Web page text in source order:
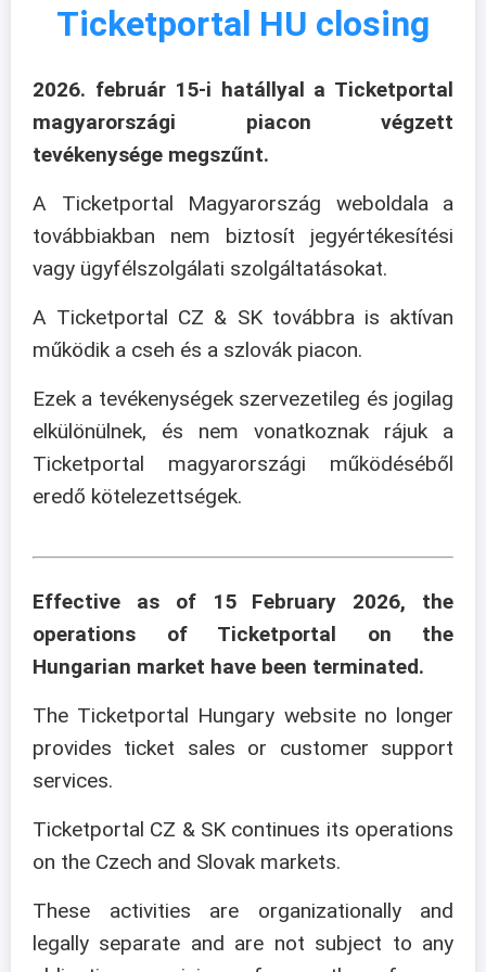
Ticketportal HU closing
2026. február 15-i hatállyal a Ticketportal
magyarországi piacon végzett
tevékenysége megszűnt.
A Ticketportal Magyarország weboldala a
továbbiakban nem biztosít jegyértékesítési
vagy ügyfélszolgálati szolgáltatásokat.
A Ticketportal CZ & SK továbbra is aktívan
működik a cseh és a szlovák piacon.
Ezek a tevékenységek szervezetileg és jogilag
elkülönülnek, és nem vonatkoznak rájuk a
Ticketportal magyarországi működéséből
eredő kötelezettségek.
Effective as of 15 February 2026, the
operations of Ticketportal on the
Hungarian market have been terminated.
The Ticketportal Hungary website no longer
provides ticket sales or customer support
services.
Ticketportal CZ & SK continues its operations
on the Czech and Slovak markets.
These activities are organizationally and
legally separate and are not subject to any